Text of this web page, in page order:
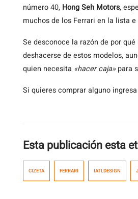
número 40, Hong Seh Motors,
muchos de los Ferrari en la lista
Se desconoce la razón de por
deshacerse de estos modelos,
quien necesita «hacer caja» para
Si quieres comprar alguno
Esta publicación esta
CIZETA FERRARI IATLDESIGN